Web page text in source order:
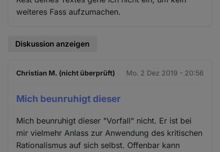
weiteres Fass aufzumachen.
Diskussion anzeigen
Christian M. (nicht überprüft) Mo. 2 Dez 2019 - 20:56
Mich beunruhigt dieser
Mich beunruhigt dieser "Vorfall" nicht. Er ist bei
mir vielmehr Anlass zur Anwendung des kritischen
Rationalismus auf sich selbst. Offenbar kann